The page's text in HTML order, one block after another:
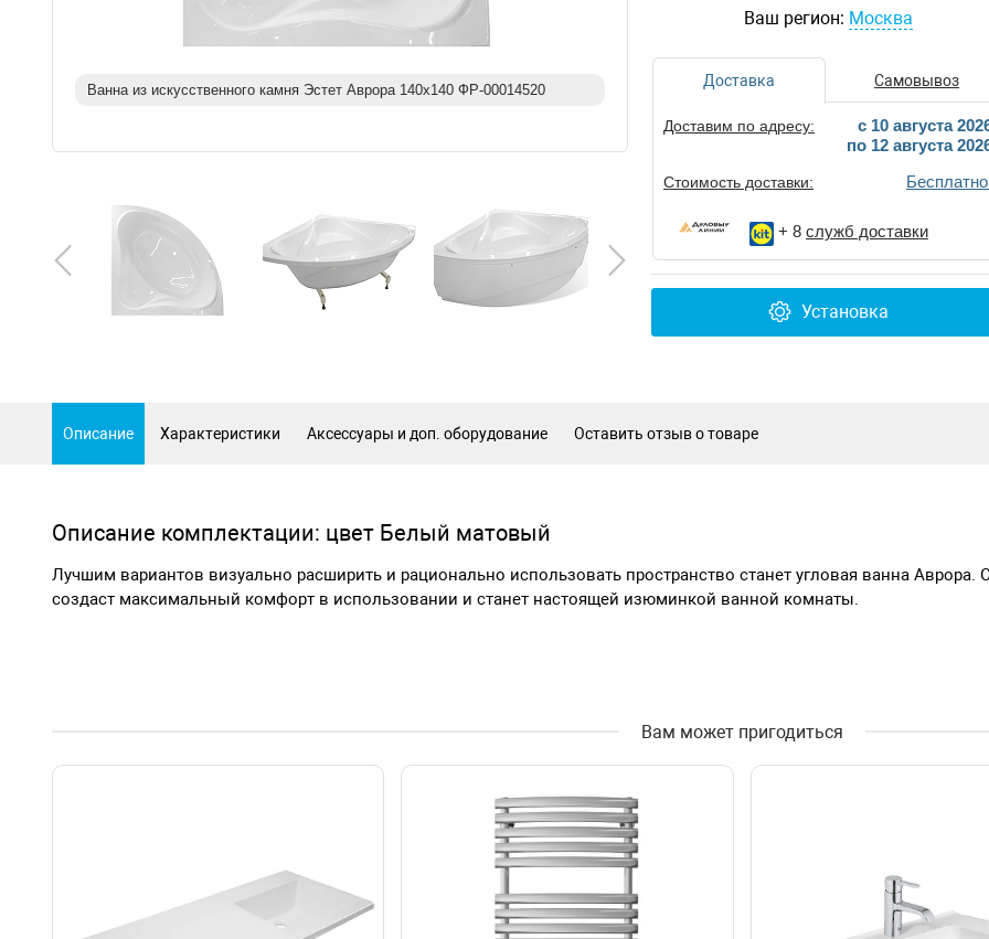
Ванна из искусственного камня Эстет Аврора 140х140 ФР-00014520
Ваш регион: Москва
Доставка Самовывоз
Доставим по адресу:
c 10 августа
по 12 августа
Стоимость доставки:
+ 8 служб доставки
Установка
Описание Характеристики Аксессуары и доп. оборудование Оставить отзыв о товаре
Описание комплектации: цвет Белый матовый
Лучшим вариантов визуально расширить и рационально использовать пространство станет угловая ванна
создаст максимальный комфорт в использовании и станет настоящей изюминкой ванной комнаты.
Вам может пригодиться